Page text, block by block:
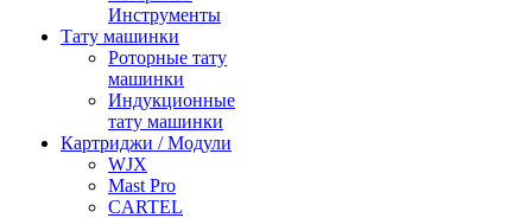
Инструменты
Тату машинки
Роторные тату
машинки
Индукционные
тату машинки
Картриджи / Модули
WJX
Mast Pro
CARTEL